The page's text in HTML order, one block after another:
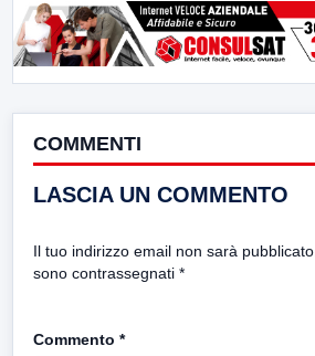
COMMENTI
LASCIA UN COMMENTO
Il tuo indirizzo email non sarà pubblicato.
sono contrassegnati *
Commento *